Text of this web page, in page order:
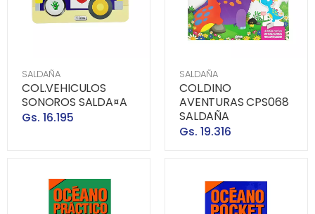
SALDAÑA
COL.VEHICULOS
SONOROS SALDA¤A
Gs. 16.195
SALDAÑA
COL.DINO
AVENTURAS CPS068
SALDAÑA
Gs. 19.316